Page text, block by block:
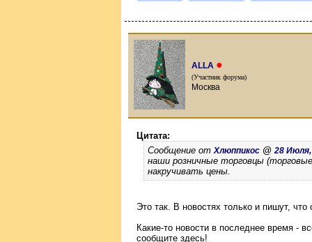
ALLA ●
(Участник форума)
Москва
Цитата:
Сообщение от Хлюппикос @ 28 Июля,
наши розничные торговцы
накручивать цены.
Это так. В новостях только и пишут,
Какие-то новости в последнее время -
сообщите здесь!